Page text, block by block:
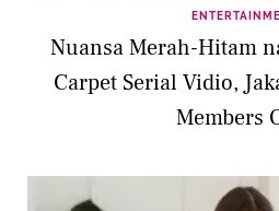
Nuansa Merah-Hitam
Carpet Serial Vidio,
Members